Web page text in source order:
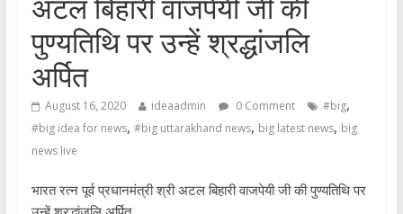
पुण्यतिथि पर उन्हें श्रद्धांजलि
अर्पित
August 16, 2020 ideaadmin 0 Comment #big,
#big idea for news, #big uttarakhand news, big latest news, big
news live
भारत रत्न पूर्व प्रधानमंत्री श्री अटल बिहारी वाजपेयी जी की पुण्यतिथि पर